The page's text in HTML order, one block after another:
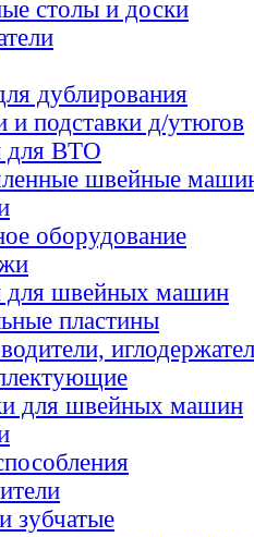
столы и доски
дублирования
и подставки д/утюгов
для ВТО
швейные
оборудование
для швейных машин
пластины
для швейных машин
зубчатые